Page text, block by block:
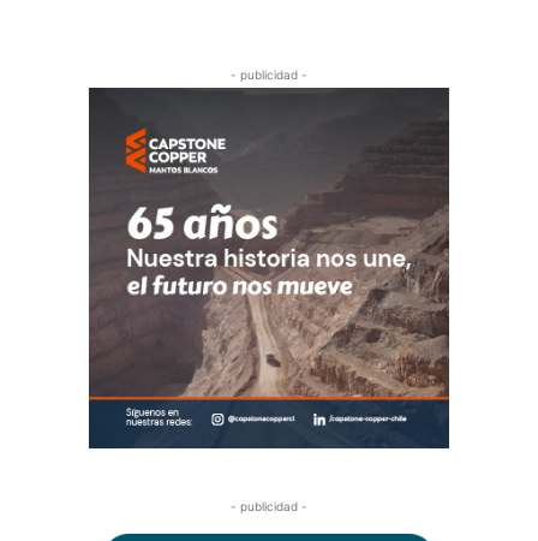
- publicidad -
- publicidad -